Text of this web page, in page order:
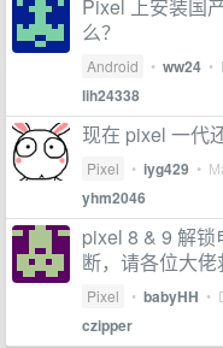
Pixel 上安装国
么？
Android • ww24 •
lih24338
现在 pixel 一代
Pixel • iyg429 •
yhm2046
pixel 8 & 9 解
断，请各位大
Pixel • babyHH •
czipper